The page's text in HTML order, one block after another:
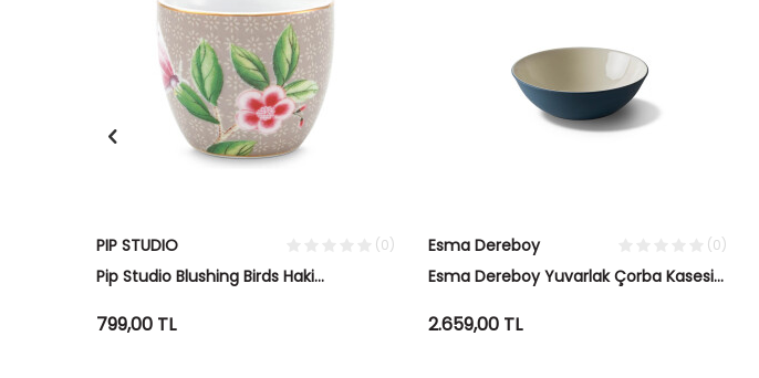
PIP STUDIO (0)
Pip Studio Blushing Birds Haki
799,00 TL
Esma Dereboy (0)
Esma Dereboy Yuvarlak Çorba Kasesi
2.659,00 TL